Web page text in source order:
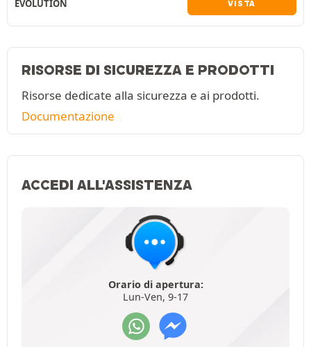
EVOLUTION VISTA
RISORSE DI SICUREZZA E PRODOTTI
Risorse dedicate alla sicurezza e ai prodotti.
Documentazione
ACCEDI ALL'ASSISTENZA
Orario di apertura:
Lun-Ven, 9-17